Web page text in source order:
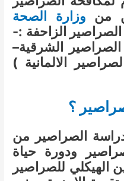
من وزارة الصحة
الزاحفة :-
الصراصير الشرقية–
الالمانية )
؟
الصراصير من
ودورة حياة
الهيكلي للصراصير